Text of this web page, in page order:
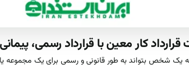
قرارداد کار معین با قرارداد رسمی،
یک شخص بتواند به طور قانونی و رسمی برای یک مجموعه یا